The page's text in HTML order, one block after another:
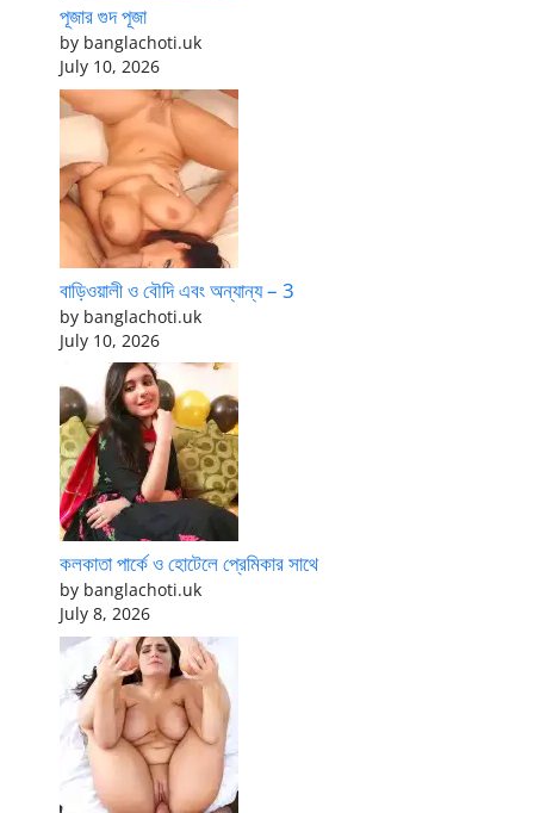
পূজার গুদ পূজা
by banglachoti.uk
July 10, 2026
বাড়িওয়ালী ও বৌদি এবং অন্যান্য – 3
by banglachoti.uk
July 10, 2026
কলকাতা পার্কে ও হোটেলে প্রেমিকার সাথে
by banglachoti.uk
July 8, 2026